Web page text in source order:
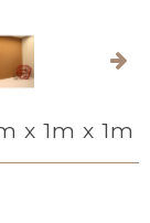
x 1m x 1m